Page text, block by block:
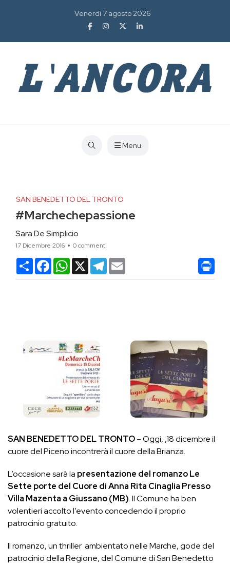
Venerdì 7 agosto 2026
Menu
SAN BENEDETTO DEL TRONTO
#Marchechepassione
Sara De Simplicio
17 Dicembre 2016 0 commenti
CondividiFacebookWhatsApp
X Telegram
SAN BENEDETTO DEL TRONTO– Oggi, ,18 dicembre il
cuore del Piceno incontrerà il cuore della Brianza.
L’occasione sarà la presentazione del romanzo Le
Sette porte del Cuore di Anna Rita Cinaglia Presso
Villa Mazenta a Giussano (MB). Il Comune ha ben
volentieri accolto l’evento concedendo il proprio
patrocinio gratuito.
Il romanzo, un thriller ambientato nelle Marche, gode del
patrocinio della Regione, del Comune di San Benedetto